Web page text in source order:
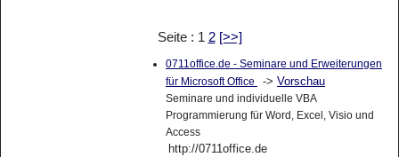
Seite : 1 2 [>>]
0711office.de - Seminare und Erweiterungen
für Microsoft Office
-> Vorschau
Seminare und individuelle VBA
Programmierung für Word, Excel, Visio und
Access
http://0711office.de